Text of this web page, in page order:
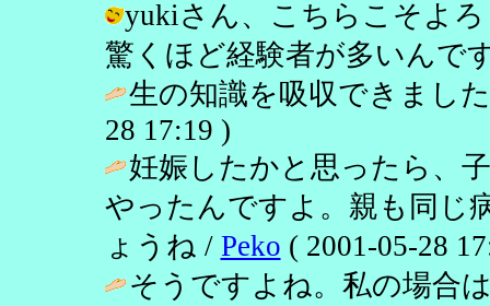
yukiさん、こちらこそよ
驚くほど経験者が多いんで
生の知識を吸収できまし
28 17:19 )
妊娠したかと思ったら、
やったんですよ。親も同じ
ょうね / Peko ( 2001-05-28
そうですよね。私の場合